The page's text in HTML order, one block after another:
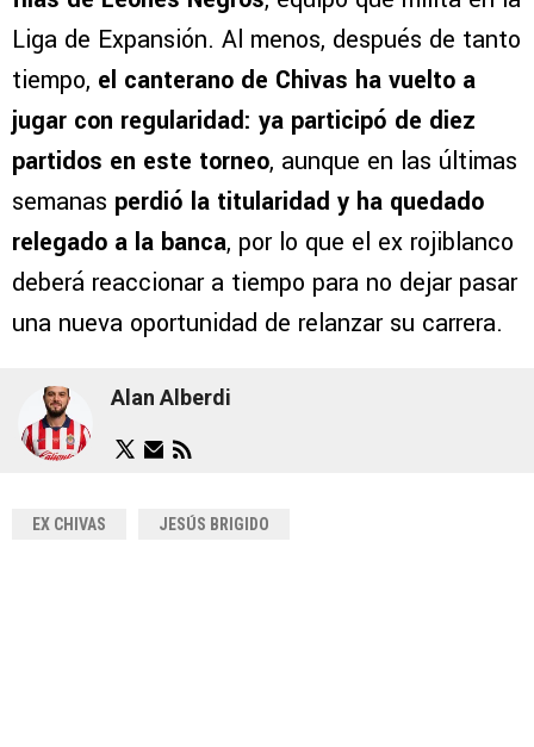
Liga de Expansión. Al menos, después de tanto
tiempo, el canterano de Chivas ha vuelto a
jugar con regularidad: ya participó de diez
partidos en este torneo, aunque en las últimas
semanas perdió la titularidad y ha quedado
relegado a la banca, por lo que el ex rojiblanco
deberá reaccionar a tiempo para no dejar pasar
una nueva oportunidad de relanzar su carrera.
Alan Alberdi
EX CHIVAS JESÚS BRIGIDO